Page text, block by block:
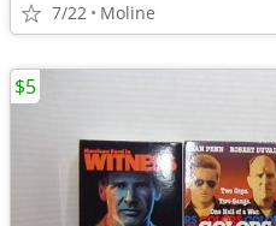
7/22 Moline
$5